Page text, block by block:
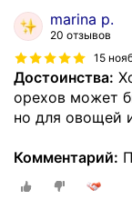
marina p.
20 отзывов
15
Достоинства:
орехов может
но для овощей
Комментарий: